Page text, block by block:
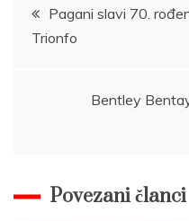
navigation
Pagani slavi 70.
Trionfo
Bentley
Povezani članci